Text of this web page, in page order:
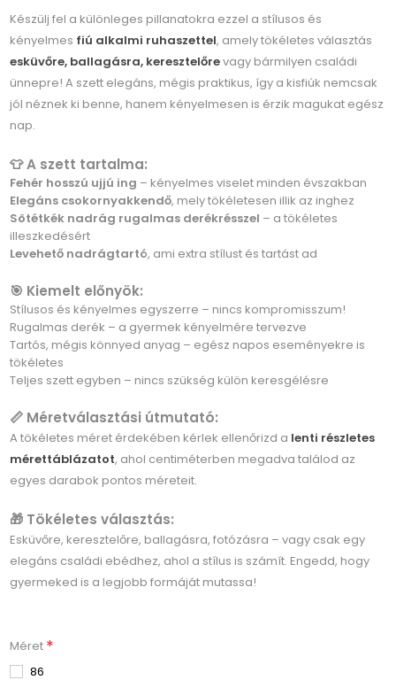
Készülj fel a különleges pillanatokra ezzel a stílusos és
kényelmes fiú alkalmi ruhaszettel, amely tökéletes választás
esküvőre, ballagásra, keresztelőrevagy bármilyen családi
ünnepre! A szett elegáns, mégis praktikus, így a kisfiúk nemcsak
jól néznek ki benne, hanem kényelmesen is érzik magukat egész
nap.
👕 A szett tartalma:
Fehér hosszú ujjú ing – kényelmes viselet minden évszakban
Elegáns csokornyakkendő, mely tökéletesen illik az inghez
Sötétkék nadrág rugalmas derékrésszel – a tökéletes
illeszkedésért
Levehető nadrágtartó, ami extra stílust és tartást ad
🎯 Kiemelt előnyök:
Stílusos és kényelmes egyszerre – nincs kompromisszum!
Rugalmas derék – a gyermek kényelmére tervezve
Tartós, mégis könnyed anyag – egész napos eseményekre is
tökéletes
Teljes szett egyben – nincs szükség külön keresgélésre
📏 Méretválasztási útmutató:
A tökéletes méret érdekében kérlek ellenőrizd a lenti részletes
mérettáblázatot, ahol centiméterben megadva találod az
egyes darabok pontos méreteit.
🎁 Tökéletes választás:
Esküvőre, keresztelőre, ballagásra, fotózásra – vagy csak egy
elegáns családi ebédhez, ahol a stílus is számít. Engedd, hogy
gyermeked is a legjobb formáját mutassa!
Méret *
86